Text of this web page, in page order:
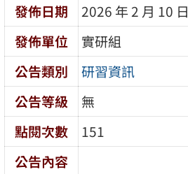
發佈日期
2026 年 2 月 10 日
發佈單位
實研組
公告類別
研習資訊
公告等級
無
點閱次數
151
公告內容